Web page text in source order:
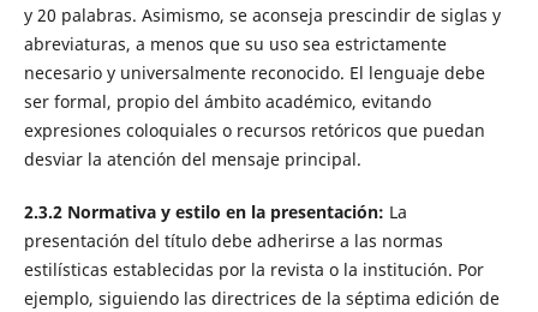
y 20 palabras. Asimismo, se aconseja prescindir de siglas y
abreviaturas, a menos que su uso sea estrictamente
necesario y universalmente reconocido. El lenguaje debe
ser formal, propio del ámbito académico, evitando
expresiones coloquiales o recursos retóricos que puedan
desviar la atención del mensaje principal.
2.3.2 Normativa y estilo en la presentación: La
presentación del título debe adherirse a las normas
estilísticas establecidas por la revista o la institución. Por
ejemplo, siguiendo las directrices de la séptima edición de